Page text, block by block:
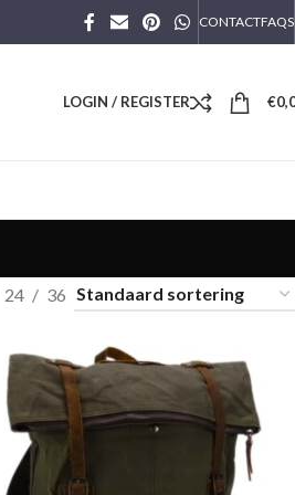
CONTACTFAQS
LOGIN / REGISTER €
24 36